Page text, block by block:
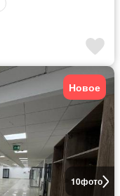
10фото
Новое